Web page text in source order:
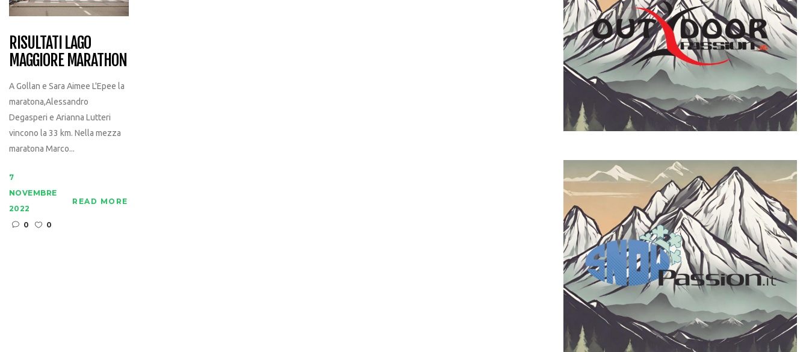
RISULTATI LAGO
MAGGIORE MARATHON
A Gollan e Sara Aimee L'Epee la
maratona,Alessandro
Degasperi e Arianna Lutteri
vincono la 33 km. Nella mezza
maratona Marco...
7
NOVEMBRE
2022
0
0
READ MORE